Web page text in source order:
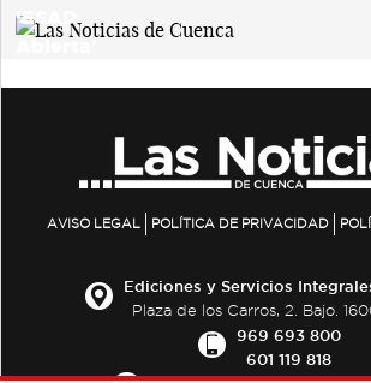
AVISO LEGAL POLÍTICA DE PRIVACIDAD
Ediciones y Servicios
Plaza de los Carros, 2. Bajo.
969 693 800
601 119 818